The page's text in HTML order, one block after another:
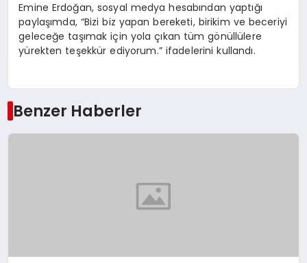
Emine Erdoğan, sosyal medya hesabından yaptığı
paylaşımda, “Bizi biz yapan bereketi, birikim ve beceriyi
geleceğe taşımak için yola çıkan tüm gönüllülere
yürekten teşekkür ediyorum.” ifadelerini kullandı.
Benzer Haberler